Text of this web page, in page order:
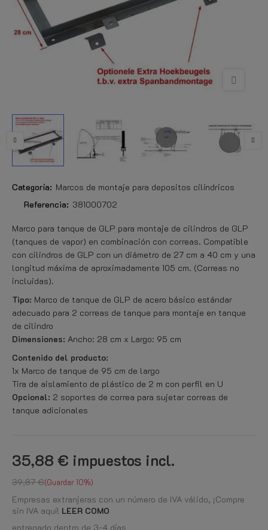
Categoría: Marcos de montaje para depositos cilíndricos
Referencia: 381000702
Marco para tanque de GLP para montaje de cilindros de GLP
(tanques de vapor) en combinación con correas. Compatible
con cilindros de GLP con un diámetro de 27 cm a 40 cm y una
longitud máxima de aproximadamente 105 cm. (Correas no
incluidas).
Tipo: Marco de tanque de GLP de acero básico estándar
adecuado para 2 correas de tanque para montaje en tanque
de cilindro
Dimensiones: Ancho: 28 cm x Largo: 95 cm
Contenido del producto:
1x Marco de tanque de 95 cm de largo
Tira de aislamiento de plástico de 2 m con perfil en U
Opcional: 2 soportes de correa para sujetar correas de
tanque adicionales
35,88 € impuestos incl.
39,87 € Guardar 10%
Empresas extranjeras con un número de IVA válido, ¡Compre
sin IVA aquí! LEER COMO
entregado dentro de 3-4 días